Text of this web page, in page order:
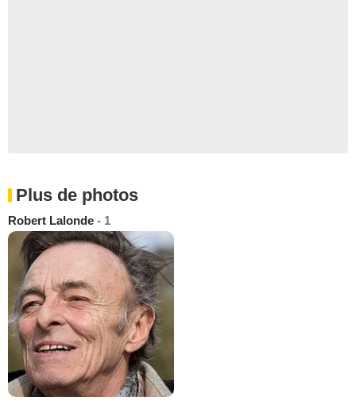
Plus de photos
Robert Lalonde - 1